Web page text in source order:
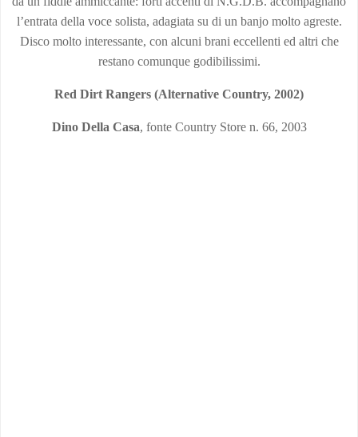
l’entrata della voce solista, adagiata su di un banjo molto agreste.
Disco molto interessante, con alcuni brani eccellenti ed altri che
restano comunque godibilissimi.
Red Dirt Rangers (Alternative Country, 2002)
Dino Della Casa, fonte Country Store n. 66, 2003